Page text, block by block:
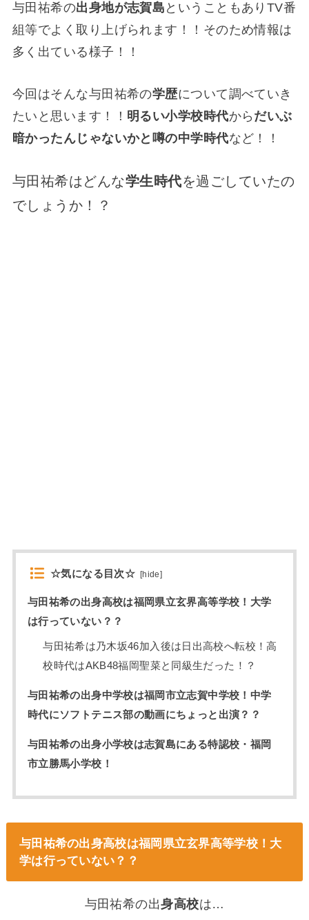
与田祐希の出身地が志賀島 ということもありTV番
組等でよく取り上げられます！！そのため情報は
多く出ている様子！！
今回はそんな与田祐希の学歴について調べていき
たいと思います！！ 明るい小学校時代から だいぶ
暗かったんじゃないかと噂の中学時代など！！
与田祐希はどんな学生時代を過ごしていたの
でしょうか！？
☆気になる目次☆ [hide]
与田祐希の出身高校は福岡県立玄界高等学校！大学
は行っていない？？
与田祐希は乃木坂46加入後は日出高校へ転校！高
校時代はAKB48福岡聖菜と同級生だった！？
与田祐希の出身中学校は福岡市立志賀中学校！中学
時代にソフトテニス部の動画にちょっと出演？？
与田祐希の出身小学校は志賀島にある特認校・福岡
市立勝馬小学校！
与田祐希の出身高校は福岡県立玄界高等学校！大
学は行っていない？？
与田祐希の出身高校は…